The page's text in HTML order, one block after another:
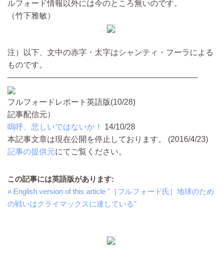
ルフォード情報以外には今のところ無いのです。
（竹下雅敏）
注）以下、文中の赤字・太字はシャンティ・フーラによる
ものです。
————————————————————————
フルフォードレポート英語版(10/28)
記事配信元）
嗚呼、悲しいではないか！
14/10/28
本記事文章は現在公開を停止しております。 (2016/4/23)
記事の提供元にてご覧ください。
この記事には英語版があります:
» English version of this article "［フルフォード氏］地球のため
の戦いはクライマックスに達している"